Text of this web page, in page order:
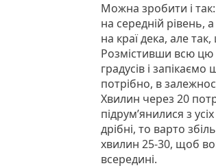
Можна зробити і
на середній
на краї дека, але
Розмістивши всю цю
градусів і
потрібно, в
Хвилин через 20
підрум’янилися з
дрібні, то варто
хвилин 25-30, щоб
всередині.